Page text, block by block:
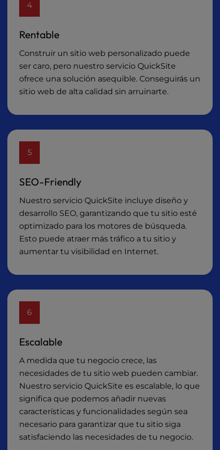
4
Rentable
Construir un sitio web personalizado puede
ser caro, pero nuestro servicio QuickSite
ofrece una solución asequible. Conseguirás un
sitio web de alta calidad sin arruinarte.
5
SEO-Friendly
Nuestro servicio QuickSite incluye diseño y
desarrollo SEO, garantizando que tu sitio esté
optimizado para los motores de búsqueda.
Esto puede atraer más tráfico a tu sitio y
aumentar tu visibilidad en Internet.
6
Escalable
A medida que tu negocio crece, las
necesidades de tu sitio web pueden cambiar.
Nuestro servicio QuickSite es escalable, lo que
significa que podemos añadir nuevas
características y funcionalidades según sea
necesario para garantizar que tu sitio siga
satisfaciendo las necesidades de tu negocio.